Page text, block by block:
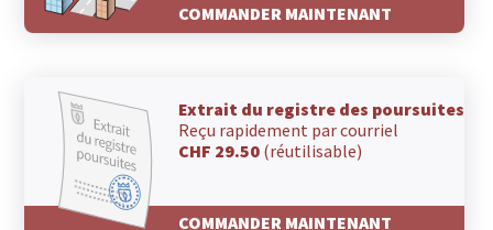
COMMANDER MAINTENANT
Extrait du registre des poursuites
Reçu rapidement par courriel
CHF 29.50 (réutilisable)
COMMANDER MAINTENANT